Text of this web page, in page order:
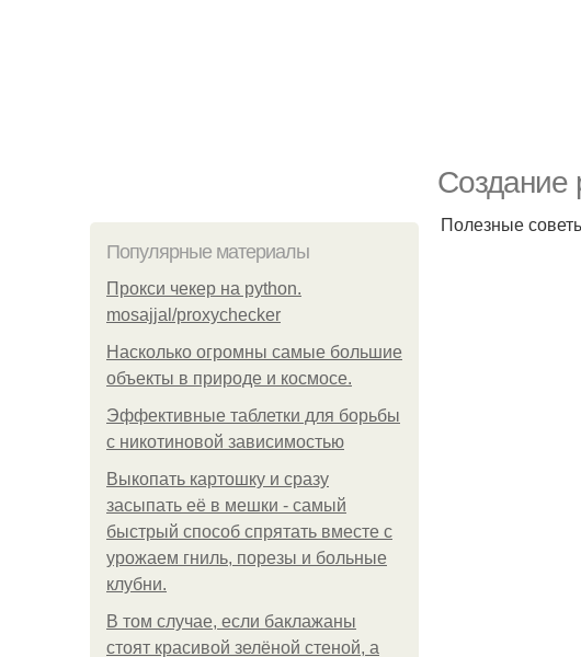
Создание
Популярные материалы
Прокси чекер на python.
mosajjal/proxychecker
Насколько огромны самые большие
объекты в природе и космосе.
Эффективные таблетки для борьбы
с никотиновой зависимостью
Выкопать картошку и сразу
засыпать её в мешки - самый
быстрый способ спрятать вместе с
урожаем гниль, порезы и больные
клубни.
В том случае, если баклажаны
стоят красивой зелёной стеной, а
Полезные